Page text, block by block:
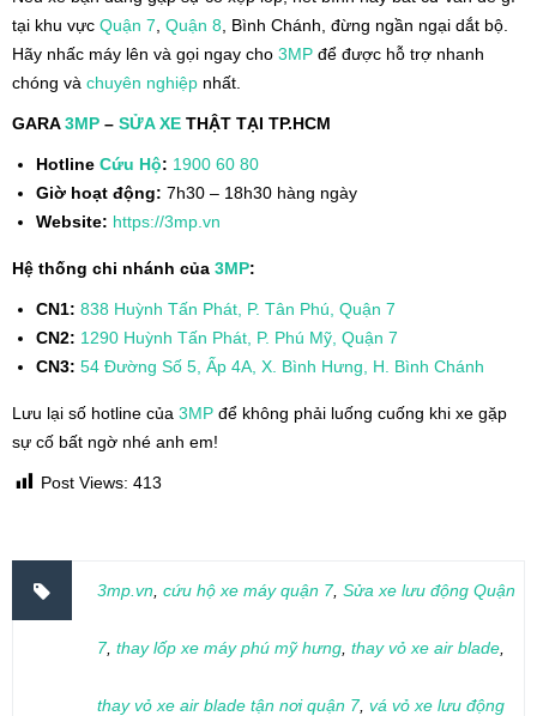
tại khu vực Quận 7 Quận 8 , Bình Chánh, đừng ngần ngại dắt bộ.
Hãy nhấc máy lên và gọi ngay cho 3MP để được hỗ trợ nhanh
chóng và chuyên nghiệp nhất.
GARA3MP – SỬA XE THẬT TẠI TP.HCM
Hotline Cứu Hộ: 1900 60 80
Giờ hoạt động: 7h30 – 18h30 hàng ngày
Website: https://3mp.vn
Hệ thống chi nhánh của 3MP:
CN1: 838 Huỳnh Tấn Phát, P. Tân Phú, Quận 7
CN2: 1290 Huỳnh Tấn Phát, P. Phú Mỹ, Quận 7
CN3: 54 Đường Số 5, Ấp 4A, X. Bình Hưng, H. Bình Chánh
Lưu lại số hotline của 3MP để không phải luống cuống khi xe gặp
sự cố bất ngờ nhé anh em!
Post Views: 413
3mp.vn cứu hộ xe máy quận 7, Sửa xe lưu động Quận
7, thay lốp xe máy phú mỹ hưng thay vỏ xe air blade
thay vỏ xe air blade tận nơi quận 7, vá vỏ xe lưu động